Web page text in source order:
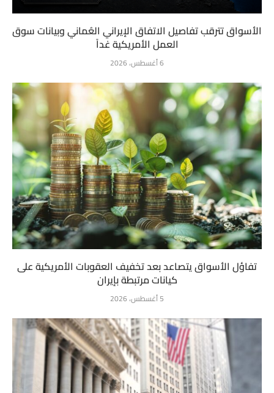
الأسواق تترقب تفاصيل الاتفاق الإيراني العُماني وبيانات سوق
العمل الأمريكية غداً
6 أغسطس، 2026
تفاؤل الأسواق يتصاعد بعد تخفيف العقوبات الأمريكية على
كيانات مرتبطة بإيران
5 أغسطس، 2026